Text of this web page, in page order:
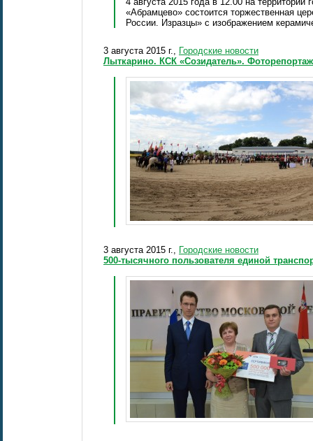
«Абрамцево» состоится торжественная
России. Изразцы» с изображением
3 августа 2015 г., Городские новости
Лыткарино. КСК «Созидатель».
3 августа 2015 г., Городские новости
500-тысячного пользователя единой